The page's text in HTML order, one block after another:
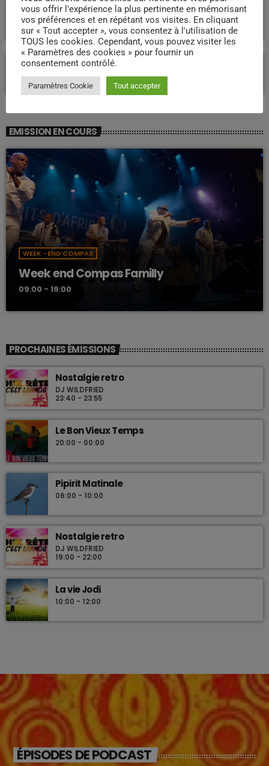
Martinique : quelle voie pour un
développement durable et souverain pour
l’avenir ?
Proposition de loi « Réparation » : l’article
26 relance le débat sur un accord de 1946
en Martinique
EMISSION EN COURS
WEEK -END COMPAS
Week end Compas Familly
09:00 - 19:00
PROCHAINES ÉMISSIONS
Nostalgie retro
DJ WILDFRIED
23:40 - 23:55
Le Bon Vieux Temps
20:00 - 00:00
Pipirit Matinale
06:00 - 10:00
Nostalgie retro
DJ WILDFRIED
19:00 - 22:00
La vie Jodi
10:00 - 12:00
ÉPISODES DE PODCAST
vous offrir l'expérience la plus pertinente en mémorisant
vos préférences et en répétant vos visites. En cliquant
sur « Tout accepter », vous consentez à l'utilisation de
TOUS les cookies. Cependant, vous pouvez visiter les
« Paramètres des cookies » pour fournir un
consentement contrôlé.
Paramètres Cookie Tout accepter